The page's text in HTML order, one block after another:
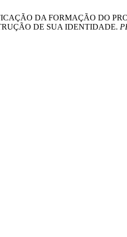
DA FORMAÇÃO DO
DE SUA IDENTIDADE.